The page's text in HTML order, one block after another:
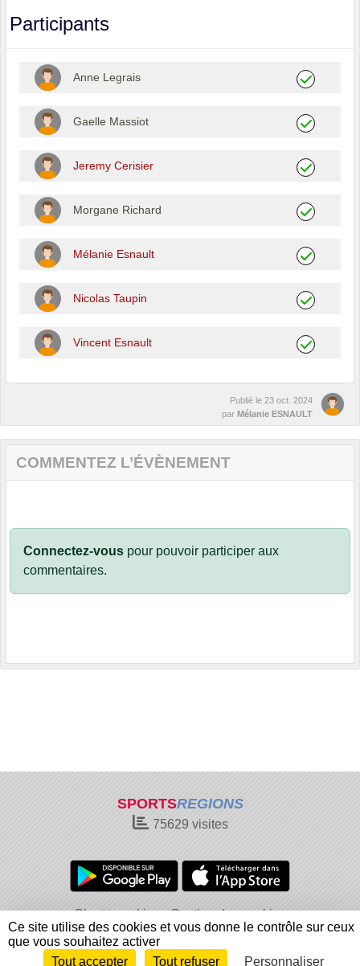
Participants
Anne Legrais
Gaelle Massiot
Jeremy Cerisier
Morgane Richard
Mélanie Esnault
Nicolas Taupin
Vincent Esnault
Publié le 23 oct. 2024
par Mélanie ESNAULT
COMMENTEZ L’ÉVÈNEMENT
Connectez-vous pour pouvoir participer aux
commentaires.
SPORTSREGIONS
75629 visites
Charte cookies
Gestion des cookies
Informations légales
Signaler un contenu inapproprié
Envie de participer ? Connexion
Ce site utilise des cookies et vous donne le contrôle sur ceux
que vous souhaitez activer
Tout accepter
Tout refuser Personnaliser